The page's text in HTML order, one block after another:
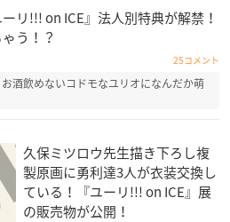
リ!!! on ICE』法人別特典が解禁！
う！？
25コメント
酒飲めないコドモなユリオになんだか萌
久保ミツロウ先生描き下ろし複
製原画に勇利達3人が衣装交換し
ている！『ユーリ!!! on ICE』展
の販売物が公開！